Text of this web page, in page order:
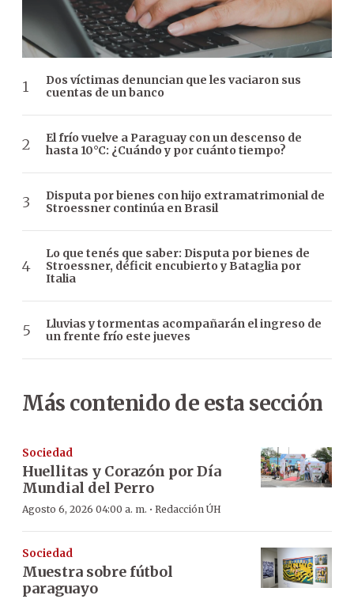
Dos víctimas denuncian que les vaciaron sus
cuentas de un banco
El frío vuelve a Paraguay con un descenso de
hasta 10°C: ¿Cuándo y por cuánto tiempo?
Disputa por bienes con hijo extramatrimonial de
Stroessner continúa en Brasil
Lo que tenés que saber: Disputa por bienes de
Stroessner, déficit encubierto y Bataglia por
Italia
Lluvias y tormentas acompañarán el ingreso de
un frente frío este jueves
Más contenido de esta sección
Sociedad
Huellitas y Corazón por Día
Mundial del Perro
Agosto 6, 2026 04:00 a. m. · Redacción ÚH
Sociedad
Muestra sobre fútbol
paraguayo